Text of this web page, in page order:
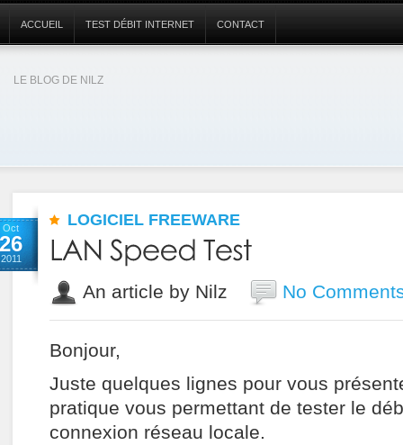
LE BLOG DE NILZ
ACCUEIL TEST DÉBIT INTERNET CONTACT
Oct
26
2011
LOGICIEL FREEWARE
An article by Nilz No
Bonjour,
Juste quelques lignes pour vous
pratique vous permettant de tester le
connexion réseau locale.